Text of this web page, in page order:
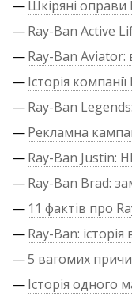
— Шкіряні оправи
— Ray-Ban Active
— Ray-Ban Aviator:
— Історія
— Ray-Ban
— Рекламна
— Ray-Ban Justin:
— Ray-Ban Brad:
— 11 фактів про
— Ray-Ban:
—5 вагомих
— Історія одного